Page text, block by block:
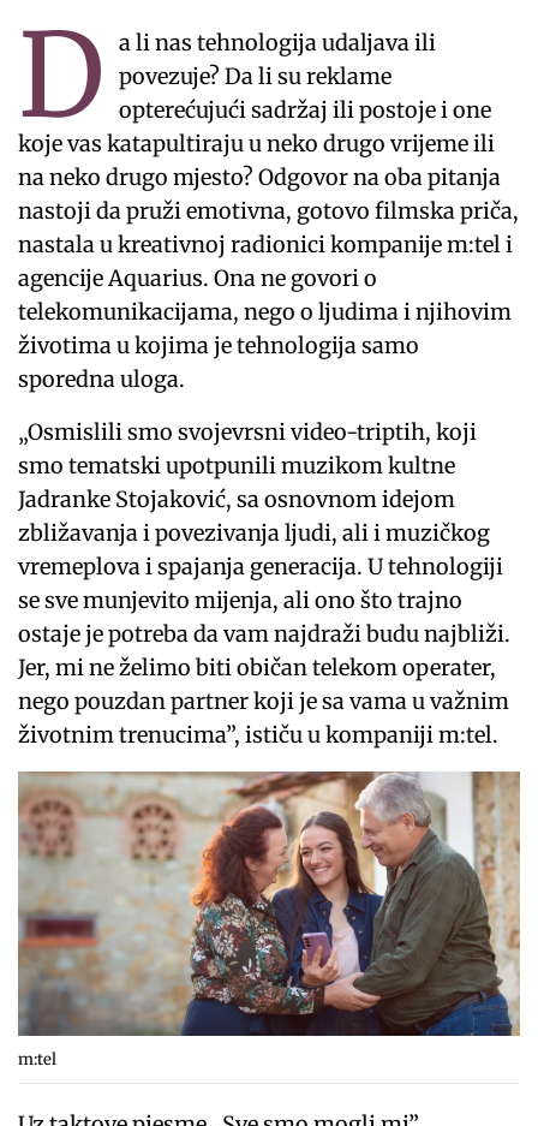
D
a li nas tehnologija udaljava ili
povezuje? Da li su reklame
opterećujući sadržaj ili postoje i one
koje vas katapultiraju u neko drugo vrijeme ili
na neko drugo mjesto? Odgovor na oba pitanja
nastoji da pruži emotivna, gotovo filmska priča,
nastala u kreativnoj radionici kompanije m:tel i
agencije Aquarius. Ona ne govori o
telekomunikacijama, nego o ljudima i njihovim
životima u kojima je tehnologija samo
sporedna uloga.
„Osmislili smo svojevrsni video-triptih, koji
smo tematski upotpunili muzikom kultne
Jadranke Stojaković, sa osnovnom idejom
zbližavanja i povezivanja ljudi, ali i muzičkog
vremeplova i spajanja generacija. U tehnologiji
se sve munjevito mijenja, ali ono što trajno
ostaje je potreba da vam najdraži budu najbliži.
Jer, mi ne želimo biti običan telekom operater,
nego pouzdan partner koji je sa vama u važnim
životnim trenucima”, ističu u kompaniji m:tel.
m:tel